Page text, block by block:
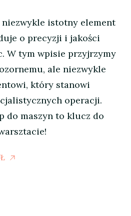
niezwykle istotny element
o precyzji i jakości
W tym wpisie przyjrzymy
ale niezwykle
który stanowi
operacji.
do maszyn to klucz do